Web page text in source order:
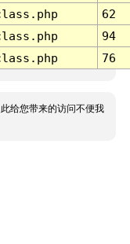
62
94
76
给您带来的访问不便我